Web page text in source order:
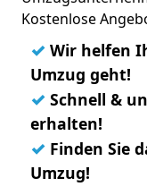
Kostenlose
✓ Wir helfen
Umzug geht!
✓ Schnell &
erhalten!
✓ Finden Sie
Umzug!